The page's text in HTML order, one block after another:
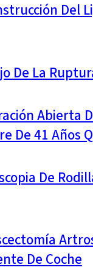
Del
De La
Abierta
De 41 Años
De
De Coche